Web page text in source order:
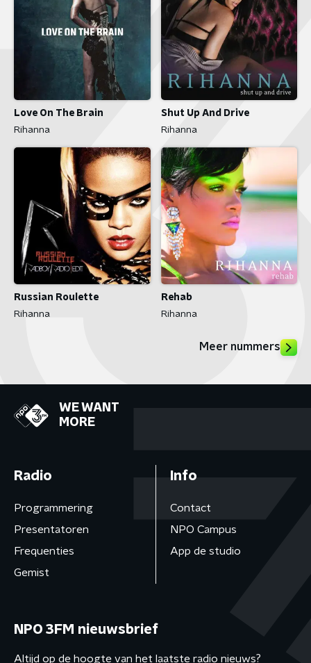
Love On The Brain
Rihanna
Shut Up And Drive
Rihanna
Russian Roulette
Rihanna
Rehab
Rihanna
Meer nummers
WE WANT
MORE
Radio
Programmering
Presentatoren
Frequenties
Gemist
Info
Contact
NPO Campus
App de studio
NPO 3FM nieuwsbrief
Altijd op de hoogte van het laatste radio nieuws?